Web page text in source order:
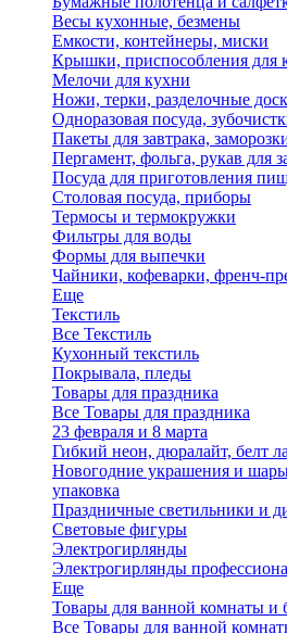
Весы кухонные, безмены
Емкости, контейнеры, миски
Крышки, приспособления для
Мелочи для кухни
Ножи, терки, разделочные
Одноразовая посуда,
Пакеты для завтрака,
Пергамент, фольга, рукав для
Посуда для приготовления
Столовая посуда, приборы
Термосы и термокружки
Фильтры для воды
Формы для выпечки
Чайники, кофеварки, френч-
Еще
Текстиль
Все Текстиль
Кухонный текстиль
Покрывала, пледы
Товары для праздника
Все Товары для праздника
23 февраля и 8 марта
Гибкий неон, дюралайт, белт
Новогодние украшения и
упаковка
Праздничные светильники и
Световые фигуры
Электрогирлянды
Электрогирлянды
Еще
Товары для ванной комнаты и
Все Товары для ванной